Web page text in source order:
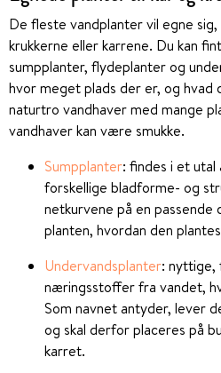
De fleste vandplanter vil egne
krukkerne eller karrene. Du kan
sumpplanter, flydeplanter og
hvor meget plads der er, og
naturtro vandhaver med mange
vandhaver kan være smukke.
Sumpplanter: findes i et
forskellige bladforme- og
netkurvene på en
planten, hvordan den
Undervandsplanter:
næringsstoffer fra vandet,
Som navnet antyder, lever
og skal derfor placeres på
karret.